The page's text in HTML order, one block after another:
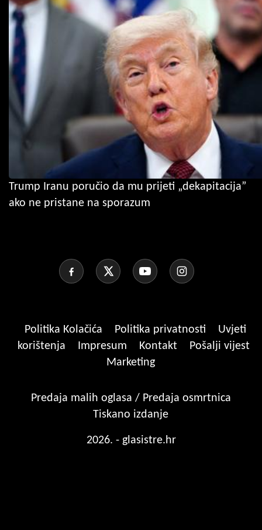
Trump Iranu poručio da mu prijeti „dekapitacija”
ako ne pristane na sporazum
Politika Kolačića Politika privatnosti
Uvjeti
korištenja
Impresum Kontakt
Pošalji vijest
Marketing
Predaja malih oglasa / Predaja osmrtnica
Tiskano izdanje
2026. - glasistre.hr